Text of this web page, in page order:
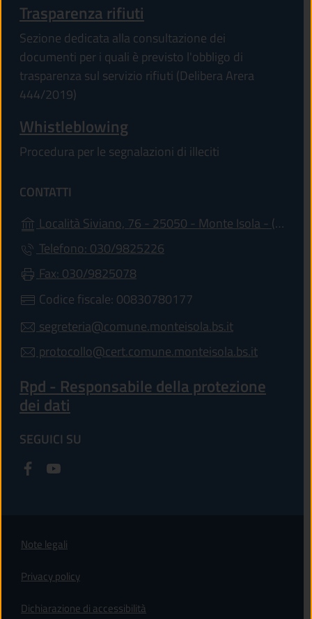
Trasparenza rifiuti
Sezione dedicata alla consultazione dei
documenti per i quali è previsto l'obbligo di
trasparenza sul servizio rifiuti (Delibera Arera
444/2019)
Whistleblowing
Procedura per le segnalazioni di illeciti
CONTATTI
Località Siviano, 76 - 25050 - Monte Isola - (BS)
Telefono: 030/9825226
Fax: 030/9825078
Codice fiscale: 00830780177
segreteria@comune.monteisola.bs.it
protocollo@cert.comune.monteisola.bs.it
Rpd - Responsabile della protezione
dei dati
SEGUICI SU
Note legali
Privacy policy
Dichiarazione di accessibilità